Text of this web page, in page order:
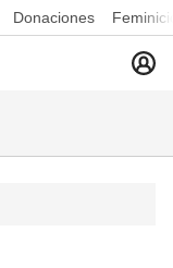
Donaciones